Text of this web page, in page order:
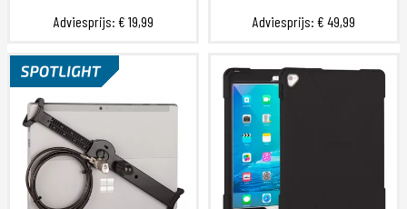
Adviesprijs: € 19,99
Adviesprijs: € 49,99